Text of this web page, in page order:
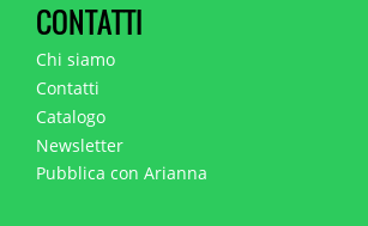
CONTATTI
Chi siamo
Contatti
Catalogo
Newsletter
Pubblica con Arianna